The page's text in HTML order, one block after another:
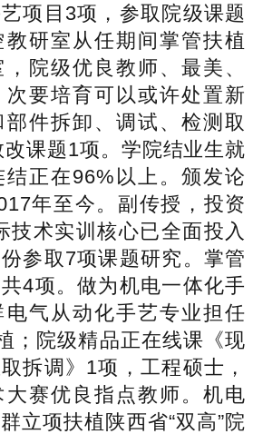
项目3项，参取院级课题
研室从任期间掌管扶植
院级优良教师、最美、
要培育可以或许处置新
件拆卸、调试、检测取
课题1项。学院结业生就
正在96%以上。颁发论
年至今。副传授，投资
技术实训核心已全面投入
参取7项课题研究。掌管
4项。做为机电一体化手
气从动化手艺专业担任
；院级精品正在线课《现
拆调》1项，工程硕士，
赛优良指点教师。机电
立项扶植陕西省“双高”院